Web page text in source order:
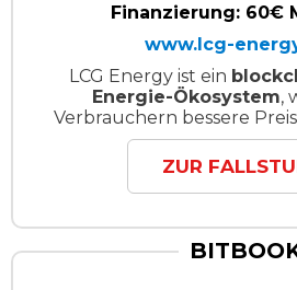
Finanzierung: 60€
www.lcg-
LCG Energy ist ein
Energie-Ökosystem,
Verbrauchern bessere
ZUR